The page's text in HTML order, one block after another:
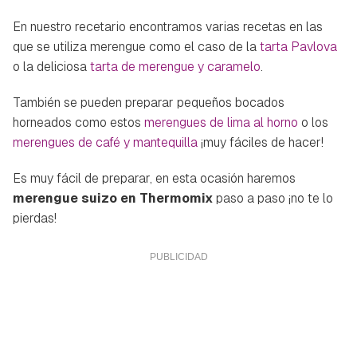
En nuestro recetario encontramos varias recetas en las
que se utiliza merengue como el caso de latarta Pavlova
o la deliciosatarta de merengue y caramelo.
También se pueden preparar pequeños bocados
horneados como estos merengues de lima al horno o los
merengues de café y mantequilla¡muy fáciles de hacer!
Es muy fácil de preparar, en esta ocasión haremos
merengue suizo en Thermomixpaso a paso ¡no te lo
pierdas!